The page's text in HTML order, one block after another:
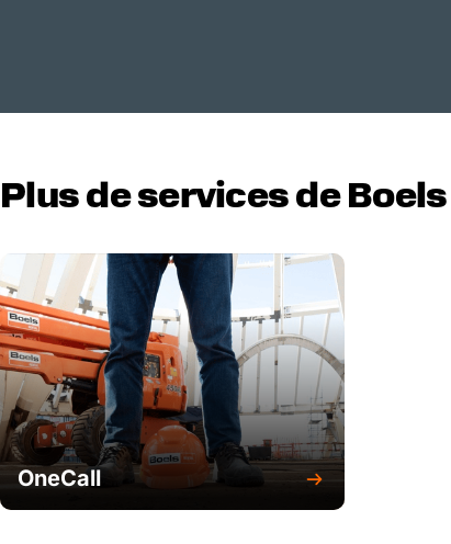
Plus de services de Boels
OneCall